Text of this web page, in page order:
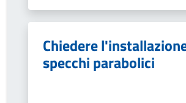
Chiedere
specchi parabolici